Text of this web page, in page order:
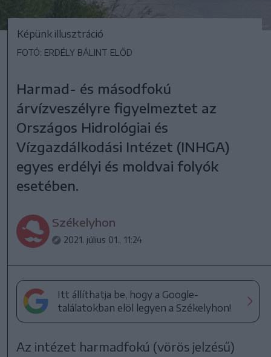
Képünk illusztráció
FOTÓ: ERDÉLY BÁLINT ELŐD
Harmad- és másodfokú
árvízveszélyre figyelmeztet az
Országos Hidrológiai és
Vízgazdálkodási Intézet (INHGA)
egyes erdélyi és moldvai folyók
esetében.
Székelyhon
2021. július 01., 11:24
Itt állíthatja be, hogy a Google-
találatokban elöl legyen a Székelyhon!
Az intézet harmadfokú (vörös jelzésű)